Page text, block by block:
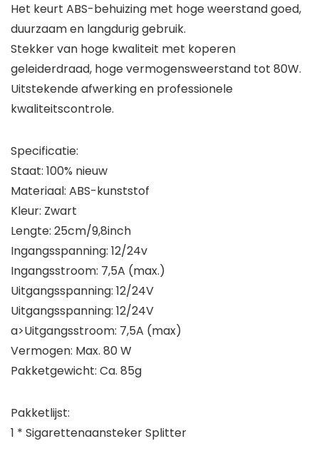
Het keurt ABS-behuizing met hoge weerstand goed,
duurzaam en langdurig gebruik.
Stekker van hoge kwaliteit met koperen
geleiderdraad, hoge vermogensweerstand tot 80W.
Uitstekende afwerking en professionele
kwaliteitscontrole.
Specificatie:
Staat: 100% nieuw
Materiaal: ABS-kunststof
Kleur: Zwart
Lengte: 25cm/9,8inch
Ingangsspanning: 12/24v
Ingangsstroom: 7,5A (max.)
Uitgangsspanning: 12/24V
Uitgangsspanning: 12/24V
a>Uitgangsstroom: 7,5A (max)
Vermogen: Max. 80 W
Pakketgewicht: Ca. 85g
Pakketlijst:
1 * Sigarettenaansteker Splitter